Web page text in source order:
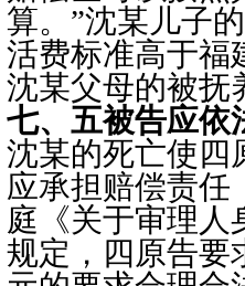
算。”沈某儿子
活费标准高于福
沈某父母的被抚
七、五被告应依
沈某的死亡使四
应承担赔偿责任
庭《关于审理人
规定，四原告要